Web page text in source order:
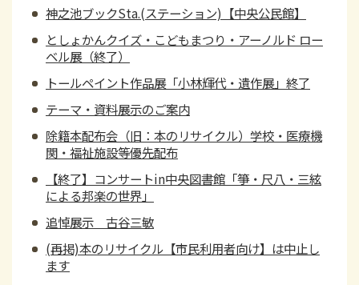
神之池ブックSta.(ステーション)【中央公民館】
としょかんクイズ・こどもまつり・アーノルド ロー
ベル展（終了）
トールペイント作品展「小林輝代・遺作展」終了
テーマ・資料展示のご案内
除籍本配布会（旧：本のリサイクル）学校・医療機
関・福祉施設等優先配布
【終了】コンサートin中央図書館「箏・尺八・三絃
による邦楽の世界」
追悼展示 古谷三敏
(再掲)本のリサイクル【市民利用者向け】は中止し
ます